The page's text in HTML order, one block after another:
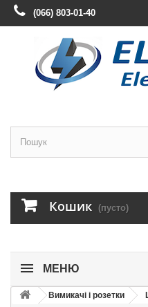
(066) 803-01-40
Кошик (пусто)
МЕНЮ
Вимикачі і розетки